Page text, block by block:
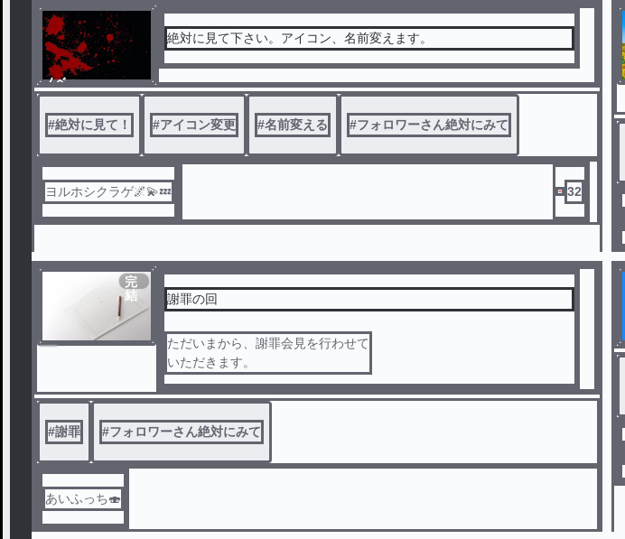
ノベ
ル
絶対に見て下さい。アイコン、名前変えます。
#絶対に見て！ #アイコン変更 #名前変える #フォロワーさん絶対にみて
ヨルホシクラゲ🌌💫💤 32
完
結
謝罪の回
ただいまから、謝罪会見を行わせて
いただきます。
#謝罪 #フォロワーさん絶対にみて
あいふっち🍣